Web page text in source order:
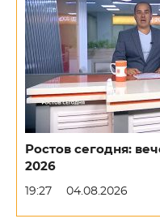
Ростов сегодня:
2026
19:27 04.08.2026